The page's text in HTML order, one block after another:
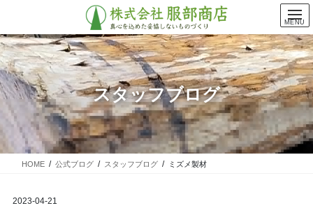
テ
ン
ツ
に
移
ゲ
ー
シ
ョ
ン
スタッフブログ
HOME 公式ブログ スタッフブログ ミズメ製材
2023-04-21
MENU